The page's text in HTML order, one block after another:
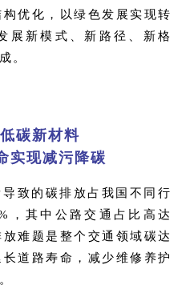
优化，以绿色发展实现转
展新模式、新路径、新格
。
碳新材料
实现减污降碳
致的碳排放占我国不同行
，其中公路交通占比高达
难题是整个交通领域碳达
道路寿命，减少维修养护